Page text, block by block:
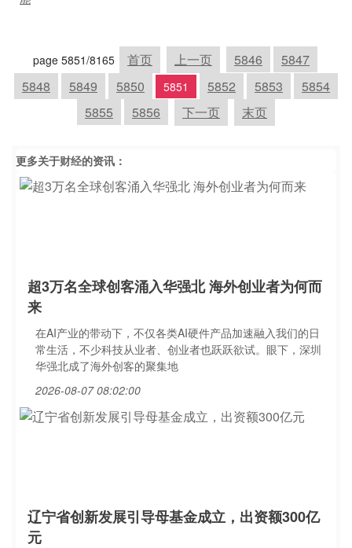
page 5851/8165 首页 上一页 5846
5847
5848
5849 5850 5851 5852 5853
5854
5855
5856 下一页 末页
更多关于财经的资讯：
超3万名全球创客涌入华强北 海外创业者为何而
来
在AI产业的带动下，不仅各类AI硬件产品加速融入我们的日
常生活，不少科技从业者、创业者也跃跃欲试。眼下，深圳
华强北成了海外创客的聚集地
2026-08-07 08:02:00
辽宁省创新发展引导母基金成立，出资额300亿
元